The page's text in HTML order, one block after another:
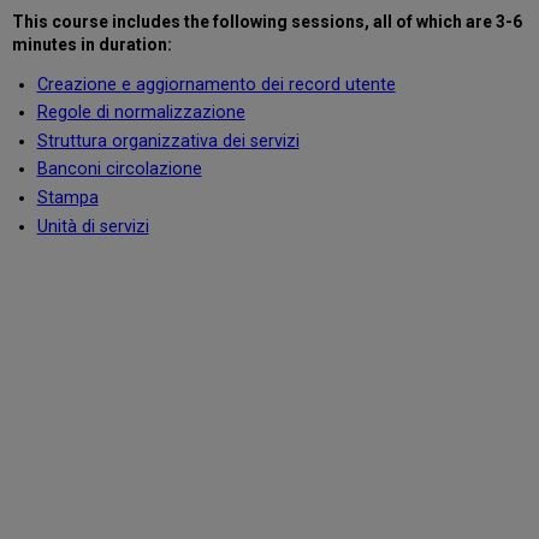
This course includes the following sessions, all of which are 3-6
minutes in duration:
Creazione e aggiornamento dei record utente
Regole di normalizzazione
Struttura organizzativa dei servizi
Banconi circolazione
Stampa
Unità di servizi